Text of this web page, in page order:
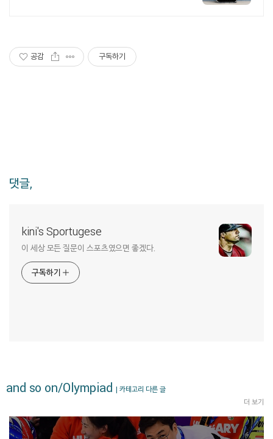
공감 구독하기
댓글,
kini's Sportugese
이 세상 모든 질문이 스포츠였으면 좋겠다.
구독하기
and so on/Olympiad | 카테고리 다른 글
더 보기